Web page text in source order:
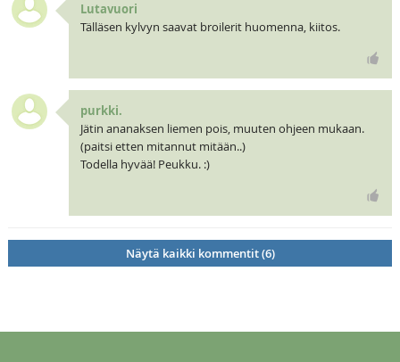
Lutavuori
Tälläsen kylvyn saavat broilerit huomenna, kiitos.
purkki.
Jätin ananaksen liemen pois, muuten ohjeen mukaan.
(paitsi etten mitannut mitään..)
Todella hyvää! Peukku. :)
Näytä kaikki kommentit (6)